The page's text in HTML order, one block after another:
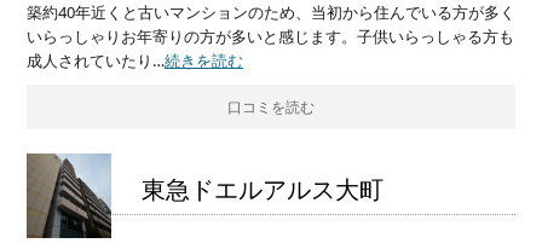
築約40年近くと古いマンションのため、当初から住んでいる方が多く
いらっしゃりお年寄りの方が多いと感じます。子供いらっしゃる方も
成人されていたり…続きを読む
口コミを読む
東急ドエルアルス大町